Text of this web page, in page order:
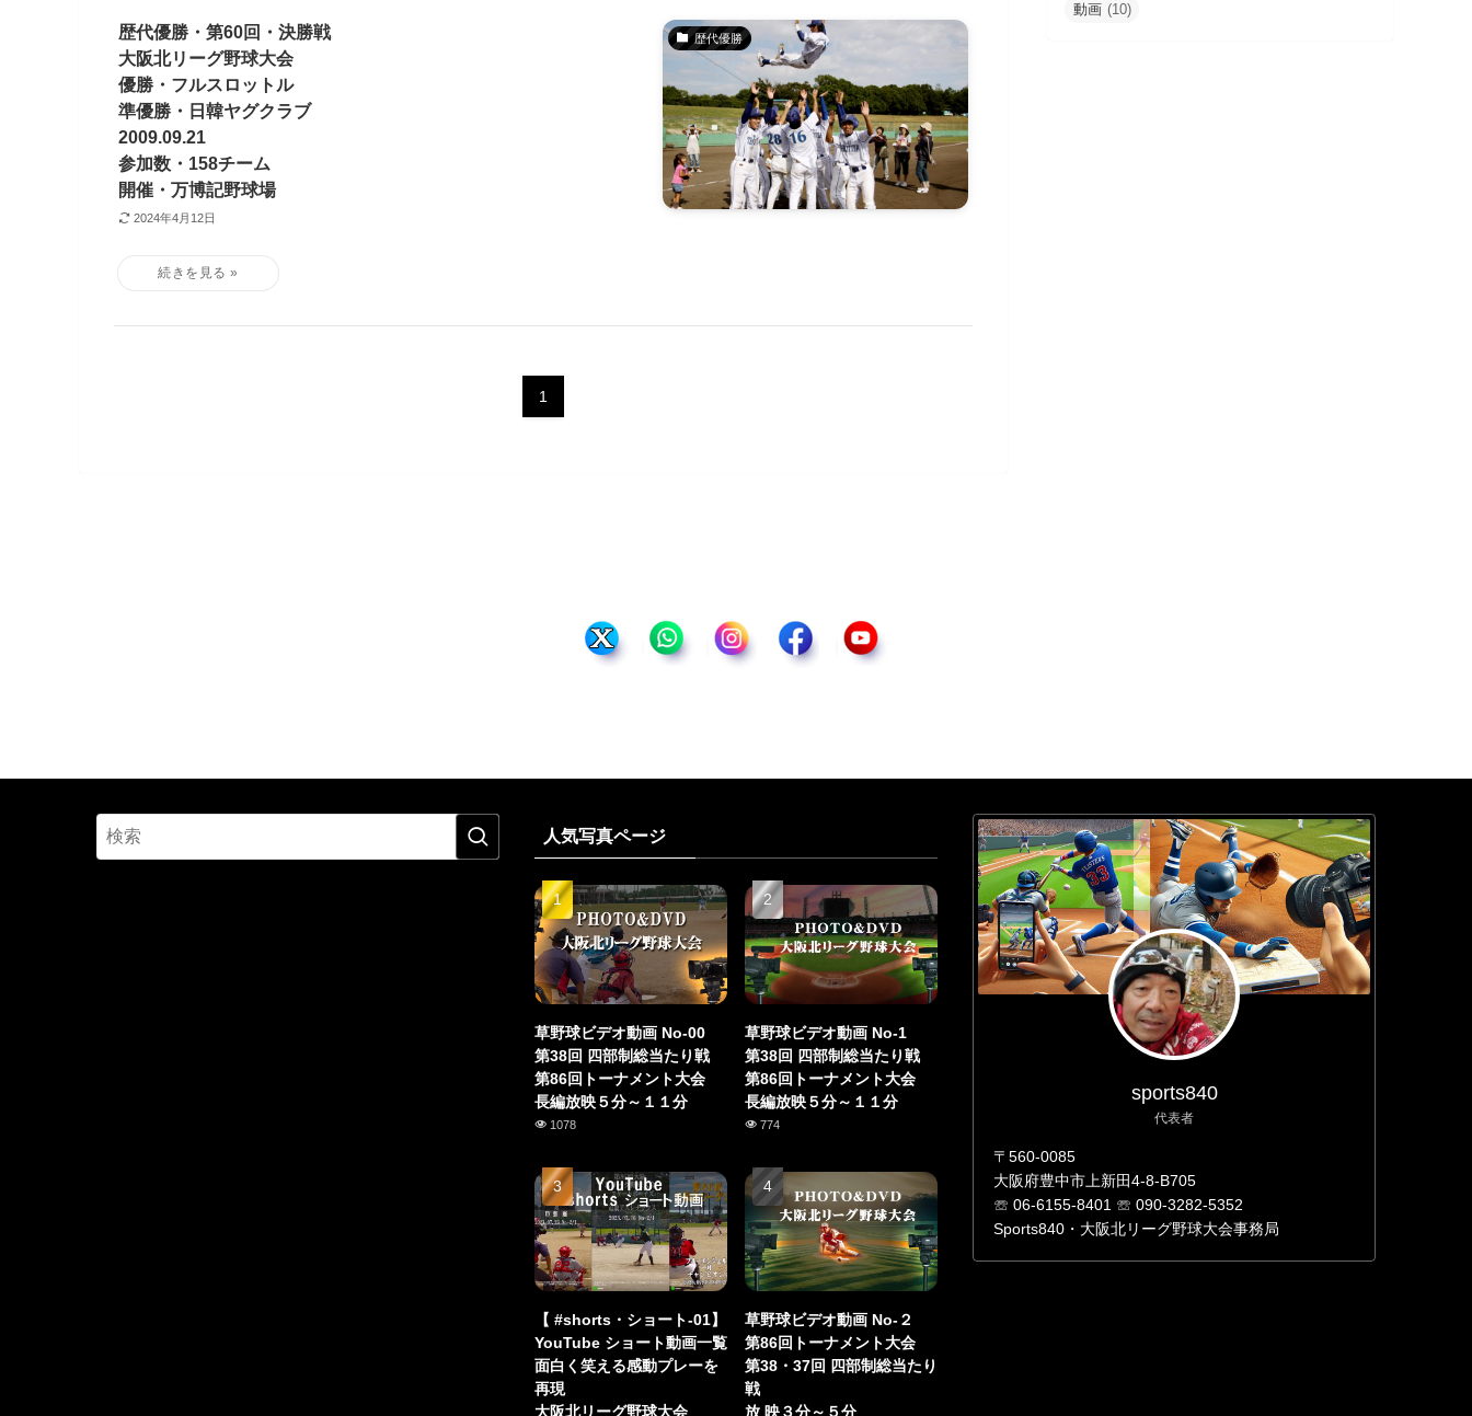
歴代優勝
歴代優勝・第60回・決勝戦
大阪北リーグ野球大会
優勝・フルスロットル
準優勝・日韓ヤグクラブ
2009.09.21
参加数・158チーム
開催・万博記野球場
2024年4月12日
1
動画 (10)
人気写真ページ
草野球ビデオ動画 No-00
第38回 四部制総当たり戦
第86回トーナメント大会
長編放映５分～１１分
1078
草野球ビデオ動画 No-1
第38回 四部制総当たり戦
第86回トーナメント大会
長編放映５分～１１分
774
【 #shorts・ショート-01】
YouTube ショート動画一覧
面白く笑える感動プレーを
再現
大阪北リーグ野球大会
草野球ビデオ動画 No-２
第86回トーナメント大会
第38・37回 四部制総当たり
戦
放 映３分～５分
sports840
代表者
〒560-0085
大阪府豊中市上新田4-8-B705
☏ 06-6155-8401 ☏ 090-3282-5352
Sports840・大阪北リーグ野球大会事務局